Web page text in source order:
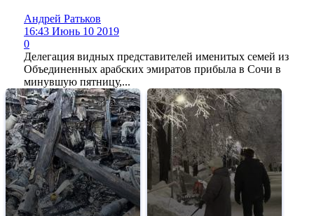
Андрей Ратьков
16:43 Июнь 10 2019
0
Делегация видных представителей именитых семей из
Объединенных арабских эмиратов прибыла в Сочи в
минувшую пятницу,...